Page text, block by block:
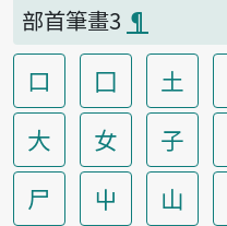
部首筆畫3 ¶
口 囗 土
大
女 子
尸
屮 山